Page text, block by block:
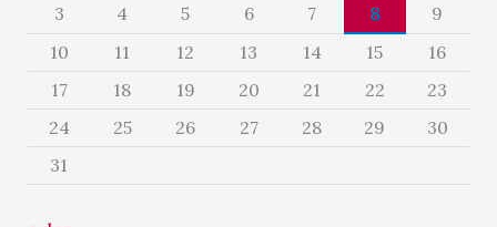
3
4 5 6 7 8
9
10
11 12 13 14 15
16
17
18 19 20 21 22
23
24
25 26 27 28 29
30
31